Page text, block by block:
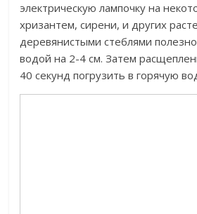
электрическую лампочку на
хризантем, сирени, и других
деревянистыми стеблями
водой на 2-4 см. Затем
40 секунд погрузить в горячую